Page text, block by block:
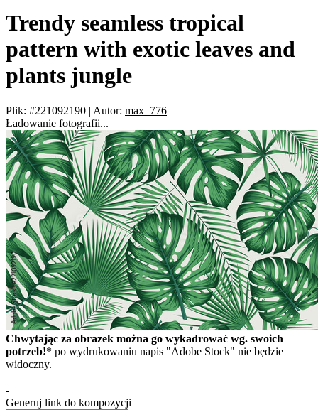
Trendy seamless tropical
pattern with exotic leaves and
plants jungle
Plik: #221092190 | Autor: max_776
Ładowanie fotografii...
Chwytając za obrazek można go wykadrować wg. swoich
potrzeb!* po wydrukowaniu napis "Adobe Stock" nie będzie
widoczny.
+
-
Generuj link do kompozycji